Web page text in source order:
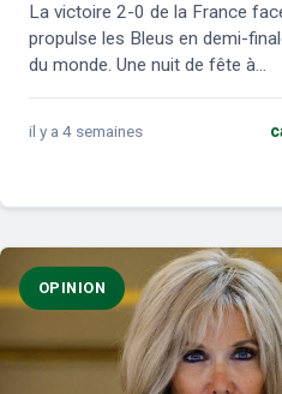
La victoire 2-0 de la France
propulse les Bleus en demi-
du monde. Une nuit de fête à...
il y a 4 semaines
OPINION